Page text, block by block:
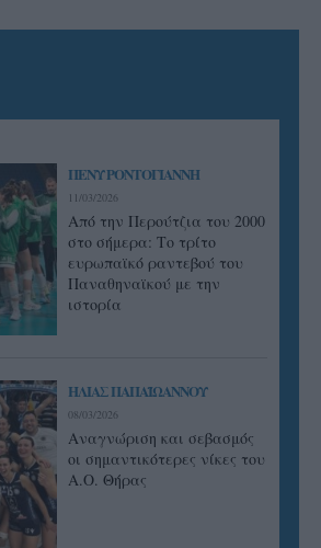
ΠΕΝΥ ΡΟΝΤΟΓΙΑΝΝΗ
11/03/2026
Από την Περούτζια του 2000
στο σήμερα: Tο τρίτο
ευρωπαϊκό ραντεβού του
Παναθηναϊκού με την
ιστορία
ΗΛΙΑΣ ΠΑΠΑΪΩΑΝΝΟΥ
08/03/2026
Αναγνώριση και σεβασμός
οι σημαντικότερες νίκες του
Α.Ο. Θήρας